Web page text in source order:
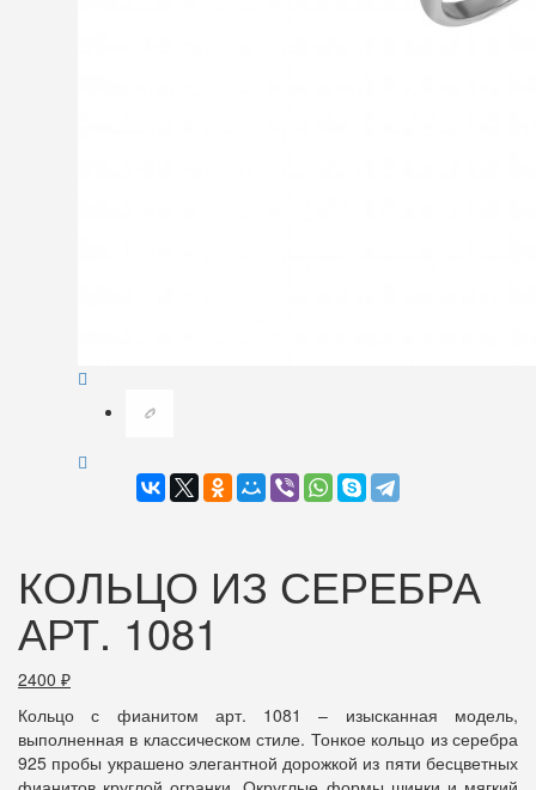
КОЛЬЦО ИЗ СЕРЕБРА
АРТ. 1081
2400 ₽
Кольцо с фианитом арт. 1081 – изысканная модель,
выполненная в классическом стиле. Тонкое кольцо из серебра
925 пробы украшено элегантной дорожкой из пяти бесцветных